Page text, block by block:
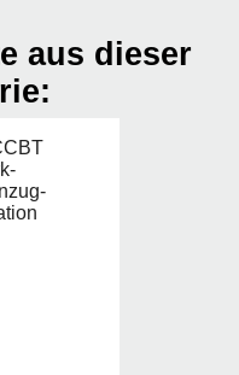
aus dieser